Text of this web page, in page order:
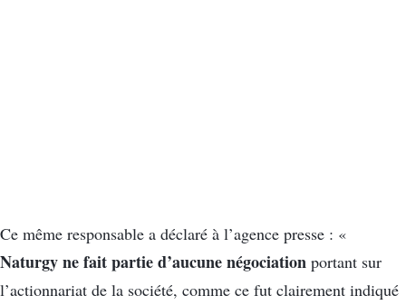
Ce même responsable a déclaré à l’agence presse : «
Naturgy ne fait partie d’aucune négociation portant sur
l’actionnariat de la société, comme ce fut clairement indiqué